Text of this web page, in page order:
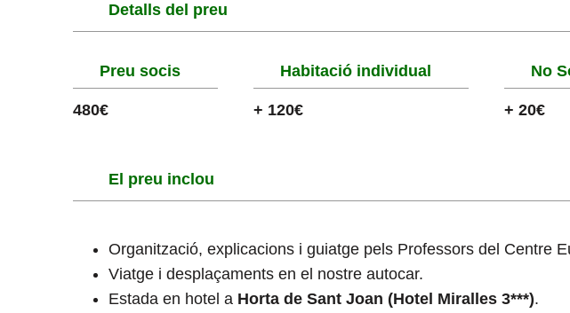
Detalls del preu
Preu socis
480€
Habitació individual
+ 120€
No
+ 20€
El preu inclou
Organització, explicacions i guiatge pels Professors del Centre
Viatge i desplaçaments en el nostre autocar.
Estada en hotel a Horta de Sant Joan (Hotel Miralles 3***).